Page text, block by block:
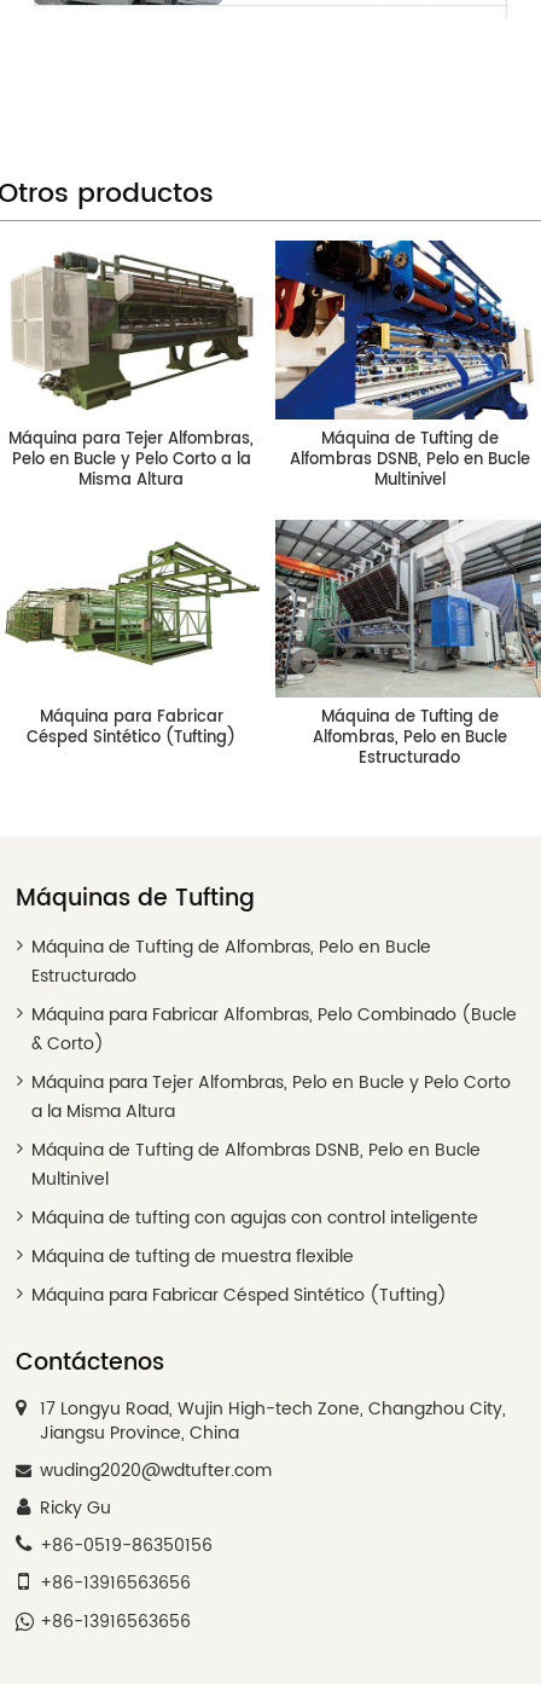
productos
Máquina para Tejer Alfombras,
Pelo en Bucle y Pelo Corto a la
Misma Altura
Máquina de Tufting de
Alfombras DSNB, Pelo en Bucle
Multinivel
Máquina para Fabricar
Césped Sintético (Tufting)
Máquina de Tufting de
Alfombras, Pelo en Bucle
Estructurado
Máquinas de Tufting
Máquina de Tufting de Alfombras, Pelo en Bucle
Estructurado
Máquina para Fabricar Alfombras, Pelo Combinado (Bucle
& Corto)
Máquina para Tejer Alfombras, Pelo en Bucle y Pelo Corto
a la Misma Altura
Máquina de Tufting de Alfombras DSNB, Pelo en Bucle
Multinivel
Máquina de tufting con agujas con control inteligente
Máquina de tufting de muestra flexible
Máquina para Fabricar Césped Sintético (Tufting)
Contáctenos
17 Longyu Road, Wujin High-tech Zone, Changzhou City,
Jiangsu Province, China
wuding2020@wdtufter.com
Ricky Gu
+86-0519-86350156
+86-13916563656
+86-13916563656